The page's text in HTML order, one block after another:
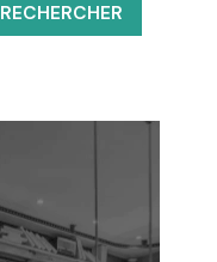
RECHERCHER